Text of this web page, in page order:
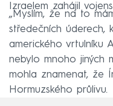
Izraelem zahájil
„Myslím, že na to
středečních úderech,
amerického vrtulníku
nebylo mnoho jiných
mohla znamenat, že
Hormuzského průlivu.